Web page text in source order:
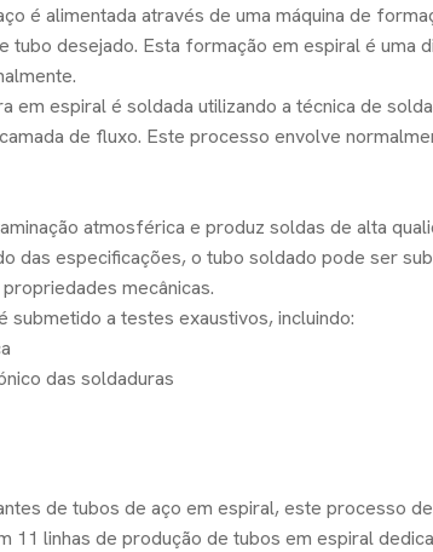
é alimentada através de uma máquina de
tubo desejado. Esta formação em espiral é uma
em espiral é soldada utilizando a técnica de
de fluxo. Este processo envolve
atmosférica e produz soldas de alta
das especificações, o tubo soldado pode ser
mecânicas.
submetido a testes exaustivos, incluindo:
das soldaduras
de tubos de aço em espiral, este processo
11 linhas de produção de tubos em espiral